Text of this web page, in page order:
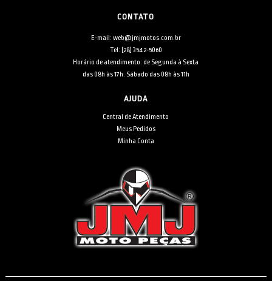
CONTATO
E-mail: web@jmjmotos.com.br
Tel: [28] 3542-5060
Horário de atendimento: de Segunda à Sexta
das 08h às 17h. Sábado das 08h às 11h
AJUDA
Central de Atendimento
Meus Pedidos
Minha Conta